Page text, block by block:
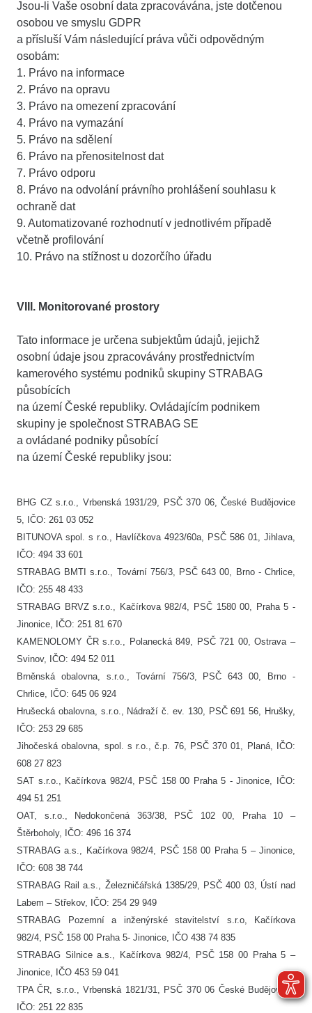
Jsou-li Vaše osobní data zpracovávána, jste dotčenou
osobou ve smyslu GDPR
a přísluší Vám následující práva vůči odpovědným
osobám:
1. Právo na informace
2. Právo na opravu
3. Právo na omezení zpracování
4. Právo na vymazání
5. Právo na sdělení
6. Právo na přenositelnost dat
7. Právo odporu
8. Právo na odvolání právního prohlášení souhlasu k
ochraně dat
9. Automatizované rozhodnutí v jednotlivém případě
včetně profilování
10. Právo na stížnost u dozorčího úřadu
VIII. Monitorované prostory
Tato informace je určena subjektům údajů, jejichž
osobní údaje jsou zpracovávány prostřednictvím
kamerového systému podniků skupiny STRABAG
působících
na území České republiky. Ovládajícím podnikem
skupiny je společnost STRABAG SE
a ovládané podniky působící
na území České republiky jsou:
BHG CZ s.r.o., Vrbenská 1931/29, PSČ 370 06, České Budějovice
5, IČO: 261 03 052
BITUNOVA spol. s r.o., Havlíčkova 4923/60a, PSČ 586 01, Jihlava,
IČO: 494 33 601
STRABAG BMTI s.r.o., Tovární 756/3, PSČ 643 00, Brno - Chrlice,
IČO: 255 48 433
STRABAG BRVZ s.r.o., Kačírkova 982/4, PSČ 1580 00, Praha 5 -
Jinonice, IČO: 251 81 670
KAMENOLOMY ČR s.r.o., Polanecká 849, PSČ 721 00, Ostrava –
Svinov, IČO: 494 52 011
Brněnská obalovna, s.r.o., Tovární 756/3, PSČ 643 00, Brno -
Chrlice, IČO: 645 06 924
Hrušecká obalovna, s.r.o., Nádraží č. ev. 130, PSČ 691 56, Hrušky,
IČO: 253 29 685
Jihočeská obalovna, spol. s r.o., č.p. 76, PSČ 370 01, Planá, IČO:
608 27 823
SAT s.r.o., Kačírkova 982/4, PSČ 158 00 Praha 5 - Jinonice, IČO:
494 51 251
OAT, s.r.o., Nedokončená 363/38, PSČ 102 00, Praha 10 –
Štěrboholy, IČO: 496 16 374
STRABAG a.s., Kačírkova 982/4, PSČ 158 00 Praha 5 – Jinonice,
IČO: 608 38 744
STRABAG Rail a.s., Železničářská 1385/29, PSČ 400 03, Ústí nad
Labem – Střekov, IČO: 254 29 949
STRABAG Pozemní a inženýrské stavitelství s.r.o, Kačírkova
982/4, PSČ 158 00 Praha 5- Jinonice, IČO 438 74 835
STRABAG Silnice a.s., Kačírkova 982/4, PSČ 158 00 Praha 5 –
Jinonice, IČO 453 59 041
TPA ČR, s.r.o., Vrbenská 1821/31, PSČ 370 06 České Budějovice,
IČO: 251 22 835